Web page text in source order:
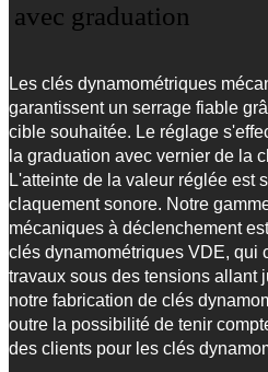
avec graduation
Les clés dynamométriques
garantissent un serrage fiable
cible souhaitée. Le réglage
la graduation avec vernier de la
L'atteinte de la valeur réglée est
claquement sonore. Notre
mécaniques à déclenchement
clés dynamométriques VDE, qui
travaux sous des tensions allant
notre fabrication de clés
outre la possibilité de tenir
des clients pour les clés